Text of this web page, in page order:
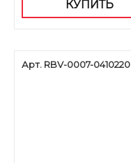
КУПИТЬ
Арт. RBV-0007-0410220